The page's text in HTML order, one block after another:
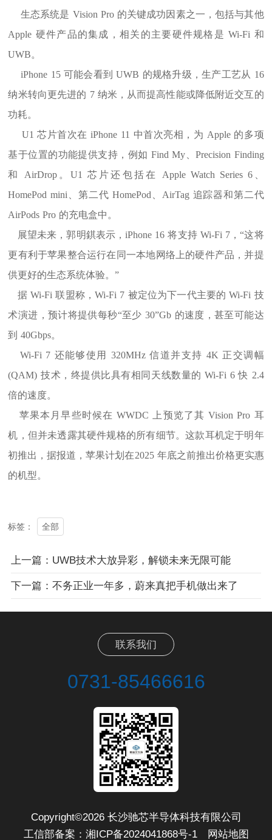
生态系统是 Vision Pro 的关键成功因素之一，包括与其他
Apple 硬件产品的集成，相关的主要硬件规格是 Wi-Fi 和
UWB。
iPhone 15 可能会看到 UWB 的规格升级，生产工艺从 16
纳米转向更先进的 7 纳米，从而提高性能或降低附近交互的
功耗。
U1 芯片首次在 iPhone 11 中首次亮相，为 Apple 的多项
基于位置的功能提供支持，例如 Find My、Precision Finding
和 AirDrop。U1 芯片还包括在 Apple Watch Series 6、
HomePod mini、第二代 HomePod、AirTag 追踪器和第二代
AirPods Pro 的充电盒中。
展望未来，郭明錤表示，iPhone 16 将支持 Wi-Fi 7，“这将
更有利于苹果整合运行在同一本地网络上的硬件产品，并提
供更好的生态系统体验。”
据 Wi-Fi 联盟称，Wi-Fi 7 被定位为下一代主要的 Wi-Fi 技
术演进，预计将提供每秒“至少 30”Gb 的速度，甚至可能达
到 40Gbps。
Wi-Fi 7 还能够使用 320MHz 信道并支持 4K 正交调幅
(QAM) 技术，终提供比具有相同天线数量的 Wi-Fi 6 快 2.4
倍的速度。
苹果本月早些时候在 WWDC 上预览了其 Vision Pro 耳
机，但并未透露其硬件规格的所有细节。这款耳机定于明年
初推出，据报道，苹果计划在2025 年底之前推出价格更实惠
的机型。
标签： 全部
上一篇：UWB技术大放异彩，解锁未来无限可能
下一篇：不务正业一年多，蔚来真把手机做出来了
联系我们
0731-85466616
Copyright©2026 长沙驰芯半导体科技有限公司
工信部备案： 湘ICP备2024041868号-1 网站地图